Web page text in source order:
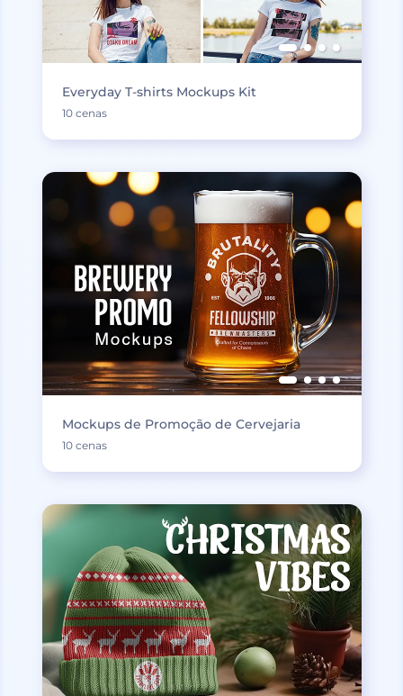
Everyday T-shirts Mockups Kit
10 cenas
Mockups de Promoção de Cervejaria
10 cenas